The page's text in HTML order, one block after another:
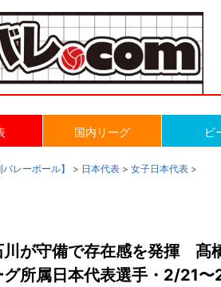
国内リーグ ビ
レーボール】 > 日本代表 > 女子日本代表 >
川が守備で存在感を発揮 髙
グ所属日本代表選手・2/21